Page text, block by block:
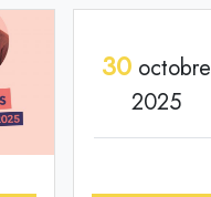
30 octobre
2025